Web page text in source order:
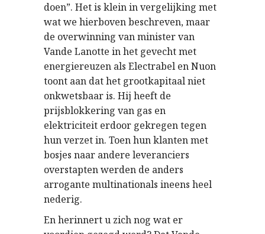
doen”. Het is klein in vergelijking met
wat we hierboven beschreven, maar
de overwinning van minister van
Vande Lanotte in het gevecht met
energiereuzen als Electrabel en Nuon
toont aan dat het grootkapitaal niet
onkwetsbaar is. Hij heeft de
prijsblokkering van gas en
elektriciteit erdoor gekregen tegen
hun verzet in. Toen hun klanten met
bosjes naar andere leveranciers
overstapten werden de anders
arrogante multinationals ineens heel
nederig.
En herinnert u zich nog wat er